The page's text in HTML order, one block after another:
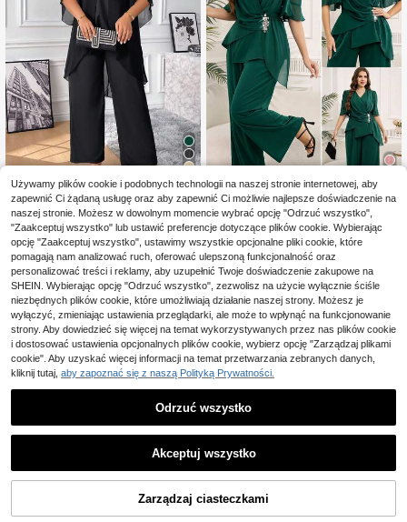
5
#PartyOutfits
Magazyn UE
2 sztuki/zestaw Plus Si
ze damska sukienka z szyfonu z ok
rągłym dekoltem i cekinami z ręka
wami typu muszla Elegancka
56,35zł -51%
115,00zł
najniższa cena
4-5 dni roboczych
12
#Zestawy robocze
Magazyn UE Reflora Elegancki dwuc
zęściowy zestaw plus size na impr
ezę: koszula i spodnie z dekoracją
z cyrkonii
66,64zł -51%
136,00złnajniższa cena
4-5 dni roboczych
KUP TERAZ DODAJ DO KOSZYKA
Używamy plików cookie i podobnych technologii na naszej stronie internetowej, aby
zapewnić Ci żądaną usługę oraz aby zapewnić Ci możliwie najlepsze doświadczenie na
naszej stronie. Możesz w dowolnym momencie wybrać opcję "Odrzuć wszystko",
"Zaakceptuj wszystko" lub ustawić preferencje dotyczące plików cookie. Wybierając
opcję "Zaakceptuj wszystko", ustawimy wszystkie opcjonalne pliki cookie, które
pomagają nam analizować ruch, oferować ulepszoną funkcjonalność oraz
personalizować treści i reklamy, aby uzupełnić Twoje doświadczenie zakupowe na
SHEIN. Wybierając opcję "Odrzuć wszystko", zezwolisz na użycie wyłącznie ściśle
niezbędnych plików cookie, które umożliwiają działanie naszej strony. Możesz je
wyłączyć, zmieniając ustawienia przeglądarki, ale może to wpłynąć na funkcjonowanie
strony. Aby dowiedzieć się więcej na temat wykorzystywanych przez nas plików cookie
i dostosować ustawienia opcjonalnych plików cookie, wybierz opcję "Zarządzaj plikami
cookie". Aby uzyskać więcej informacji na temat przetwarzania zebranych danych,
kliknij tutaj, aby zapoznać się z naszą Polityką Prywatności.
Odrzuć wszystko
Akceptuj wszystko
Zarządzaj ciasteczkami